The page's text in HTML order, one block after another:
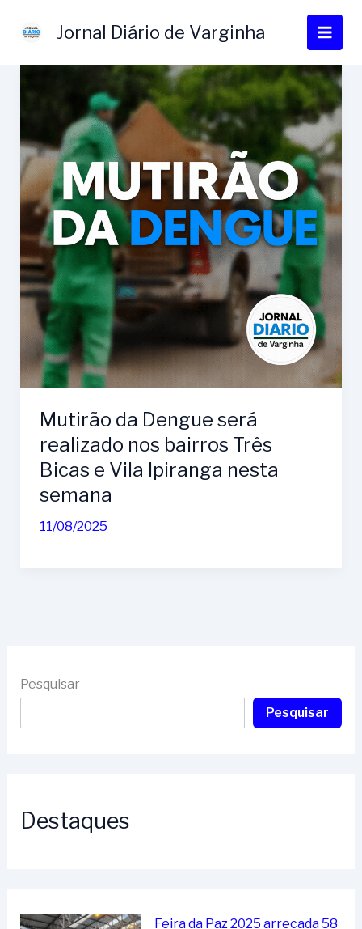
para
conteúdo
Jornal Diário de Varginha
Mutirão da Dengue será
realizado nos bairros Três
Bicas e Vila Ipiranga nesta
semana
11/08/2025
Pesquisar
Pesquisar
Destaques
Feira da Paz 2025 arrecada 58